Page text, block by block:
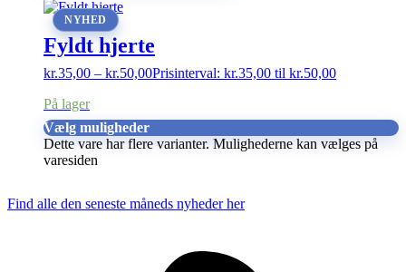
NYHED
Fyldt hjerte
kr.35,00 – kr.50,00Prisinterval: kr.35,00 til kr.50,00
På lager
Vælg muligheder
Dette vare har flere varianter. Mulighederne kan vælges på
varesiden
Find alle den seneste måneds nyheder her